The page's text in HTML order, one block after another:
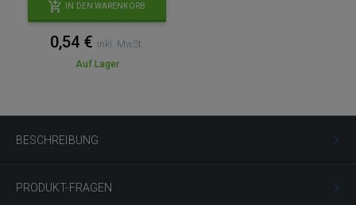
IN DEN WARENKORB
0,54 € inkl. MwSt.
Auf Lager
BESCHREIBUNG
PRODUKT-FRAGEN